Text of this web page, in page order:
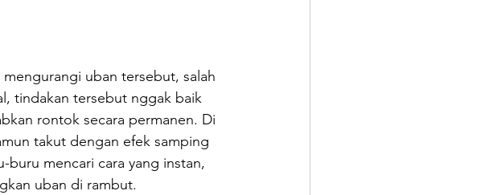
uban tersebut, salah
tindakan tersebut nggak baik
rontok secara permanen. Di
takut dengan efek samping
buru mencari cara yang instan,
uban di rambut.